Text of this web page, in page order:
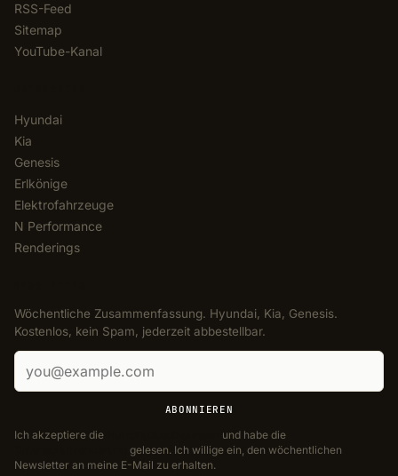
RSS-Feed
Sitemap
YouTube-Kanal
Hyundai
Kia
Genesis
Erlkönige
Elektrofahrzeuge
N Performance
Renderings
Wöchentliche Zusammenfassung. Hyundai, Kia, Genesis.
Kostenlos, kein Spam, jederzeit abbestellbar.
E-Mail-Adresse
ABONNIEREN
Ich akzeptiere die
und habe die
gelesen. Ich willige ein, den wöchentlichen
Newsletter an meine E-Mail zu erhalten.